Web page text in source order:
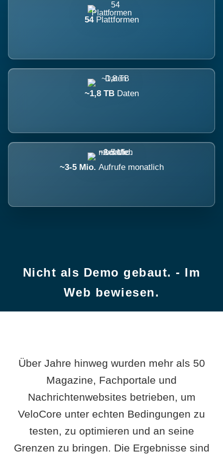
54 Plattformen
~1,8 TB Daten
~3-5 Mio. Aufrufe monatlich
Nicht als Demo gebaut. - Im
Web bewiesen.
Über Jahre hinweg wurden mehr als 50
Magazine, Fachportale und
Nachrichtenwebsites betrieben, um
VeloCore unter echten Bedingungen zu
testen, zu optimieren und an seine
Grenzen zu bringen. Die Ergebnisse sind